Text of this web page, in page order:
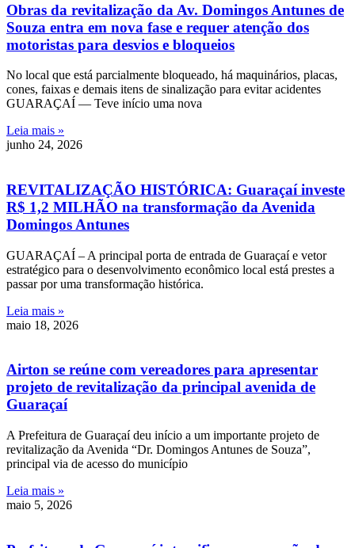
Obras da revitalização da Av. Domingos Antunes de
Souza entra em nova fase e requer atenção dos
motoristas para desvios e bloqueios
No local que está parcialmente bloqueado, há maquinários, placas,
cones, faixas e demais itens de sinalização para evitar acidentes
GUARAÇAÍ — Teve início uma nova
Leia mais »
junho 24, 2026
REVITALIZAÇÃO HISTÓRICA: Guaraçaí investe
R$ 1,2 MILHÃO na transformação da Avenida
Domingos Antunes
GUARAÇAÍ – A principal porta de entrada de Guaraçaí e vetor
estratégico para o desenvolvimento econômico local está prestes a
passar por uma transformação histórica.
Leia mais »
maio 18, 2026
Airton se reúne com vereadores para apresentar
projeto de revitalização da principal avenida de
Guaraçaí
A Prefeitura de Guaraçaí deu início a um importante projeto de
revitalização da Avenida “Dr. Domingos Antunes de Souza”,
principal via de acesso do município
Leia mais »
maio 5, 2026